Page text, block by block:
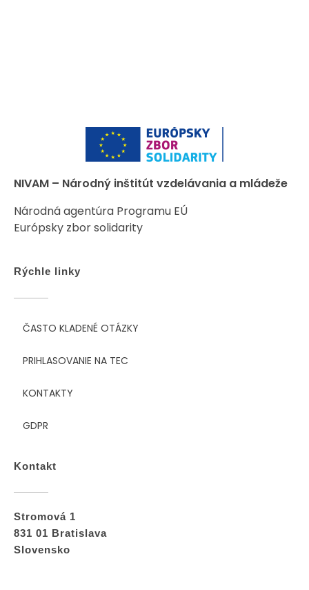
NIVAM – Národný inštitút vzdelávania a mládeže
Národná agentúra Programu EÚ
Európsky zbor solidarity
Rýchle linky
ČASTO KLADENÉ OTÁZKY
PRIHLASOVANIE NA TEC
KONTAKTY
GDPR
Kontakt
Stromová 1
831 01 Bratislava
Slovensko